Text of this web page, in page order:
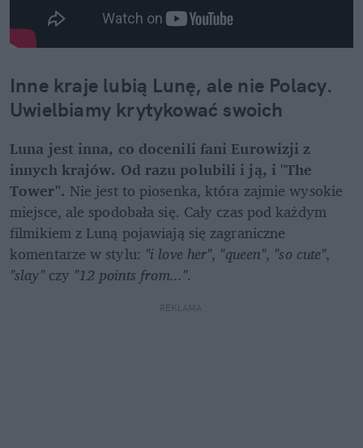
Inne kraje lubią Lunę, ale nie Polacy.
Uwielbiamy krytykować swoich
Luna jest inna, co docenili fani Eurowizji z
innych krajów. Od razu polubili i ją, i "The
Tower". Nie jest to piosenka, która zajmie wysokie
miejsce, ale spodobała się. Cały czas pod każdym
filmikiem z Luną pojawiają się zagraniczne
komentarze w stylu: "i love her", "queen", "so cute"
"slay" czy "12 points from...".
REKLAMA